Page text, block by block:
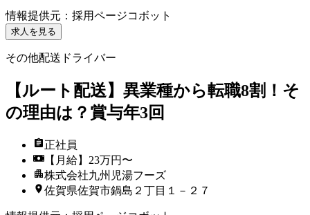
情報提供元 ： 採用ページコボット
求人を見る
その他配送ドライバー
【ルート配送】異業種から転職8割！そ
の理由は？賞与年3回
正社員
【月給】23万円〜
株式会社九州児湯フーズ
佐賀県佐賀市鍋島２丁目１－２７